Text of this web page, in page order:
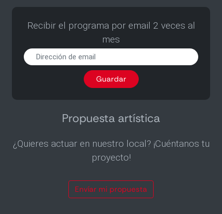
Recibir el programa por email 2 veces al
mes
programa
por
al
Guardar
Propuesta artística
¿Quieres actuar en nuestro local? ¡Cuéntanos tu
proyecto!
Envíar mi propuesta